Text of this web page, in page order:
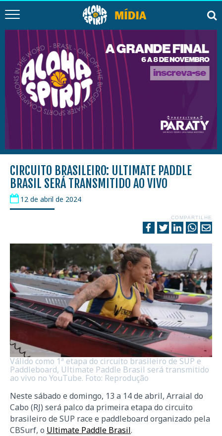
CIRCUITO BRASILEIRO: ULTIMATE PADDLE
BRASIL SERÁ TRANSMITIDO AO VIVO
12 de abril de 2024
COMPARTILHE
Válido como 1ª etapa do circuito brasileiro de SUP e
Paddleboard, Ultimate Paddle Brasil será transmitido
ao vivo no YouTube. Foto: Reprodução
Neste sábado e domingo, 13 a 14 de abril, Arraial do
Cabo (RJ) será palco da primeira etapa do circuito
brasileiro de SUP race e paddleboard organizado pela
CBSurf, o Ultimate Paddle Brasil.